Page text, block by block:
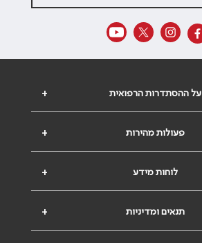
+ על ההסתדרות הרפואית
+ פעולות מהירות
+ לוחות מידע
+ תנאים ומדיניות